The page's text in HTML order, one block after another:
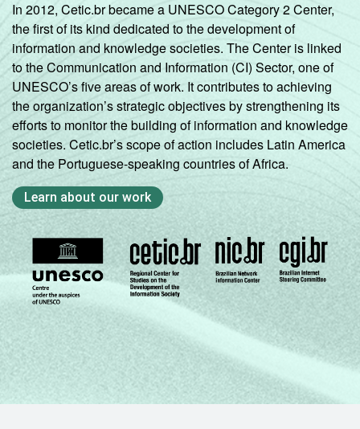
In 2012, Cetic.br became a UNESCO Category 2 Center,
the first of its kind dedicated to the development of
information and knowledge societies. The Center is linked
to the Communication and Information (CI) Sector, one of
UNESCO’s five areas of work. It contributes to achieving
the organization’s strategic objectives by strengthening its
efforts to monitor the building of information and knowledge
societies. Cetic.br’s scope of action includes Latin America
and the Portuguese-speaking countries of Africa.
Learn about our work